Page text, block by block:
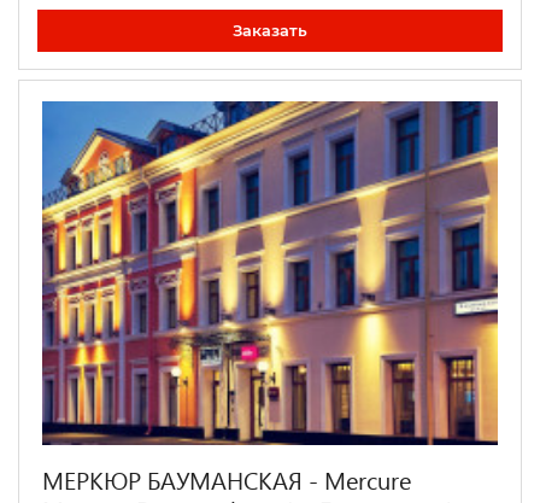
Заказать
МЕРКЮР БАУМАНСКАЯ - Mercure